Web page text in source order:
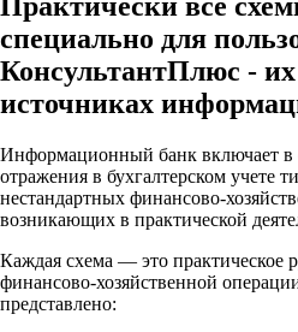
специально для
КонсультантПлюс - их
источниках
Информационный банк включает в
отражения в бухгалтерском учете
нестандартных финансово-
возникающих в практической
Каждая схема — это практическое
финансово-хозяйственной
представлено: